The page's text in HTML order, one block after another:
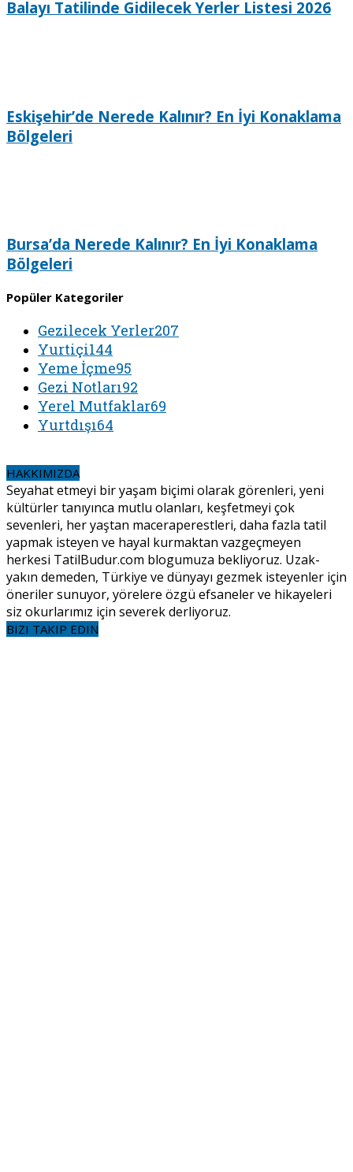
Balayı Tatilinde Gidilecek Yerler Listesi 2026
Eskişehir’de Nerede Kalınır? En İyi Konaklama
Bölgeleri
Bursa’da Nerede Kalınır? En İyi Konaklama
Bölgeleri
Popüler Kategoriler
Gezilecek Yerler207
Yurtiçi144
Yeme İçme95
Gezi Notları92
Yerel Mutfaklar69
Yurtdışı64
HAKKIMIZDA
Seyahat etmeyi bir yaşam biçimi olarak görenleri, yeni
kültürler tanıyınca mutlu olanları, keşfetmeyi çok
sevenleri, her yaştan maceraperestleri, daha fazla tatil
yapmak isteyen ve hayal kurmaktan vazgeçmeyen
herkesi TatilBudur.com blogumuza bekliyoruz. Uzak-
yakın demeden, Türkiye ve dünyayı gezmek isteyenler için
öneriler sunuyor, yörelere özgü efsaneler ve hikayeleri
siz okurlarımız için severek derliyoruz.
BIZI TAKIP EDIN